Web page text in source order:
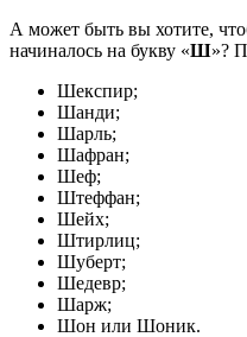
А может быть вы хотите,
начиналось на букву «Ш»?
Шекспир;
Шанди;
Шарль;
Шафран;
Шеф;
Штеффан;
Шейх;
Штирлиц;
Шуберт;
Шедевр;
Шарж;
Шон или Шоник.